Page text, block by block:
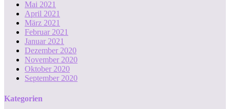
Mai 2021
April 2021
März 2021
Februar 2021
Januar 2021
Dezember 2020
November 2020
Oktober 2020
September 2020
Kategorien